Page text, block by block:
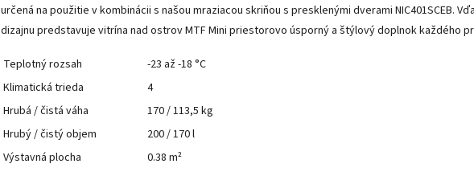
určená na použitie v kombinácii s našou mraziacou skriňou s presklenými dverami NIC401SCEB.
dizajnu predstavuje vitrína nad ostrov MTF Mini priestorovo úsporný a štýlový doplnok každého
Teplotný rozsah
-23 až -18 °C
Klimatická trieda
4
Hrubá / čistá váha
170 / 113,5 kg
Hrubý / čistý objem
200 / 170 l
Výstavná plocha
0.38 m²